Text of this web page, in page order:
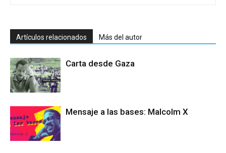
Artículos relacionados Más del autor
Carta desde Gaza
Mensaje a las bases: Malcolm X